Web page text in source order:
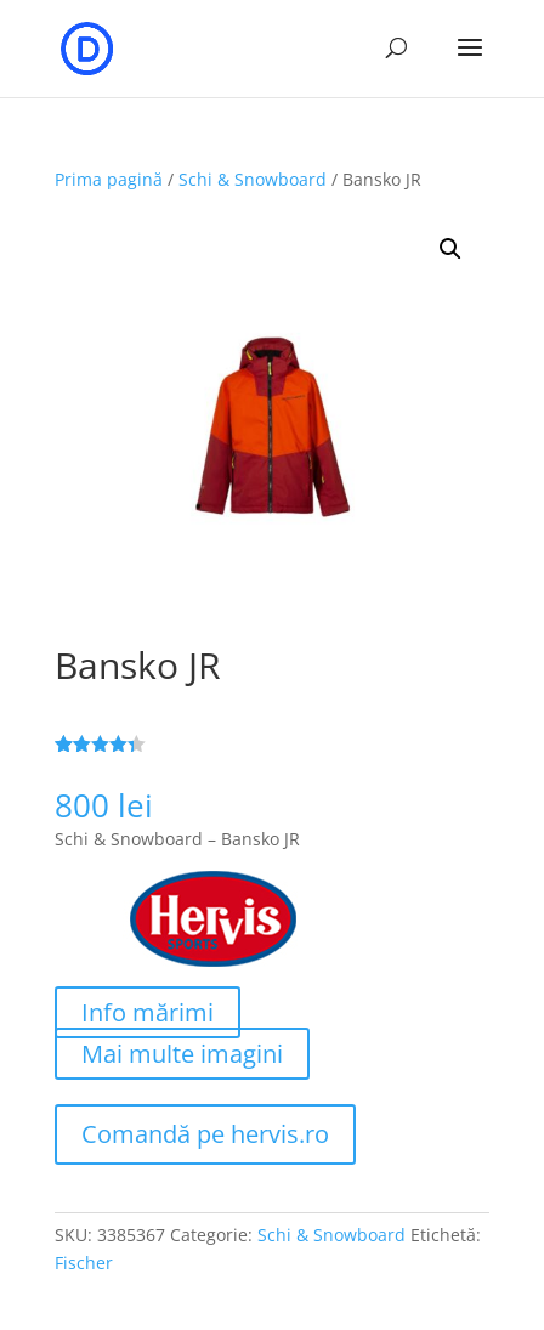
Prima pagină / Schi & Snowboard / Bansko JR
Bansko JR
pe baza a
de evaluări
de la
800 lei
Schi & Snowboard – Bansko JR
Info mărimi
Mai multe imagini
Comandă pe hervis.ro
SKU: 3385367 Categorie: Schi & Snowboard Etichetă:
Fischer